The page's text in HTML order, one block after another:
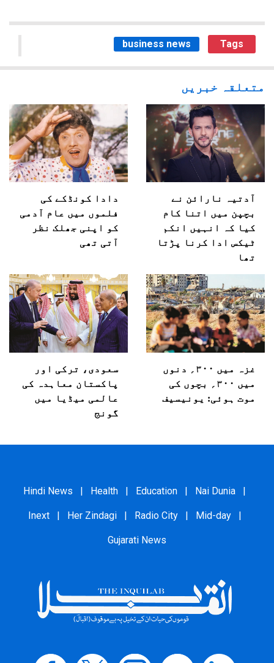
business news Tags
متعلقہ خبریں
آدتیہ نارائن نے
بچپن میں اتنا کام
کیا کہ انہیں انکم
ٹیکس ادا کرنا پڑتا
تھا
دادا کونڈکے کی
فلموں میں عام آدمی
کو اپنی جھلک نظر
آتی تھی
غزہ میں ۳۰۰؍ دنوں
میں ۳۰۰؍ بچوں کی
موت ہوئی: یونیسیف
سعودی، ترکی اور
پاکستان معاہدہ کی
عالمی میڈیا میں
گونج
Hindi News | Health | Education | Nai Dunia |
Inext | Her Zindagi | Radio City | Mid-day |
Gujarati News